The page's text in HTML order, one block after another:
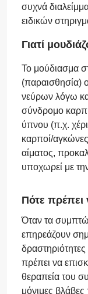
συχνά
ειδικών
Γιατί
Το μούδιασμα
(παραισθησία)
νεύρων λόγω
σύνδρομο
ύπνου (π.χ.
καρποί/
αίματος,
υποχωρεί με
Πότε πρέπει
Όταν τα
επηρεάζουν
πρέπει να
θεραπεία του
μόνιμες